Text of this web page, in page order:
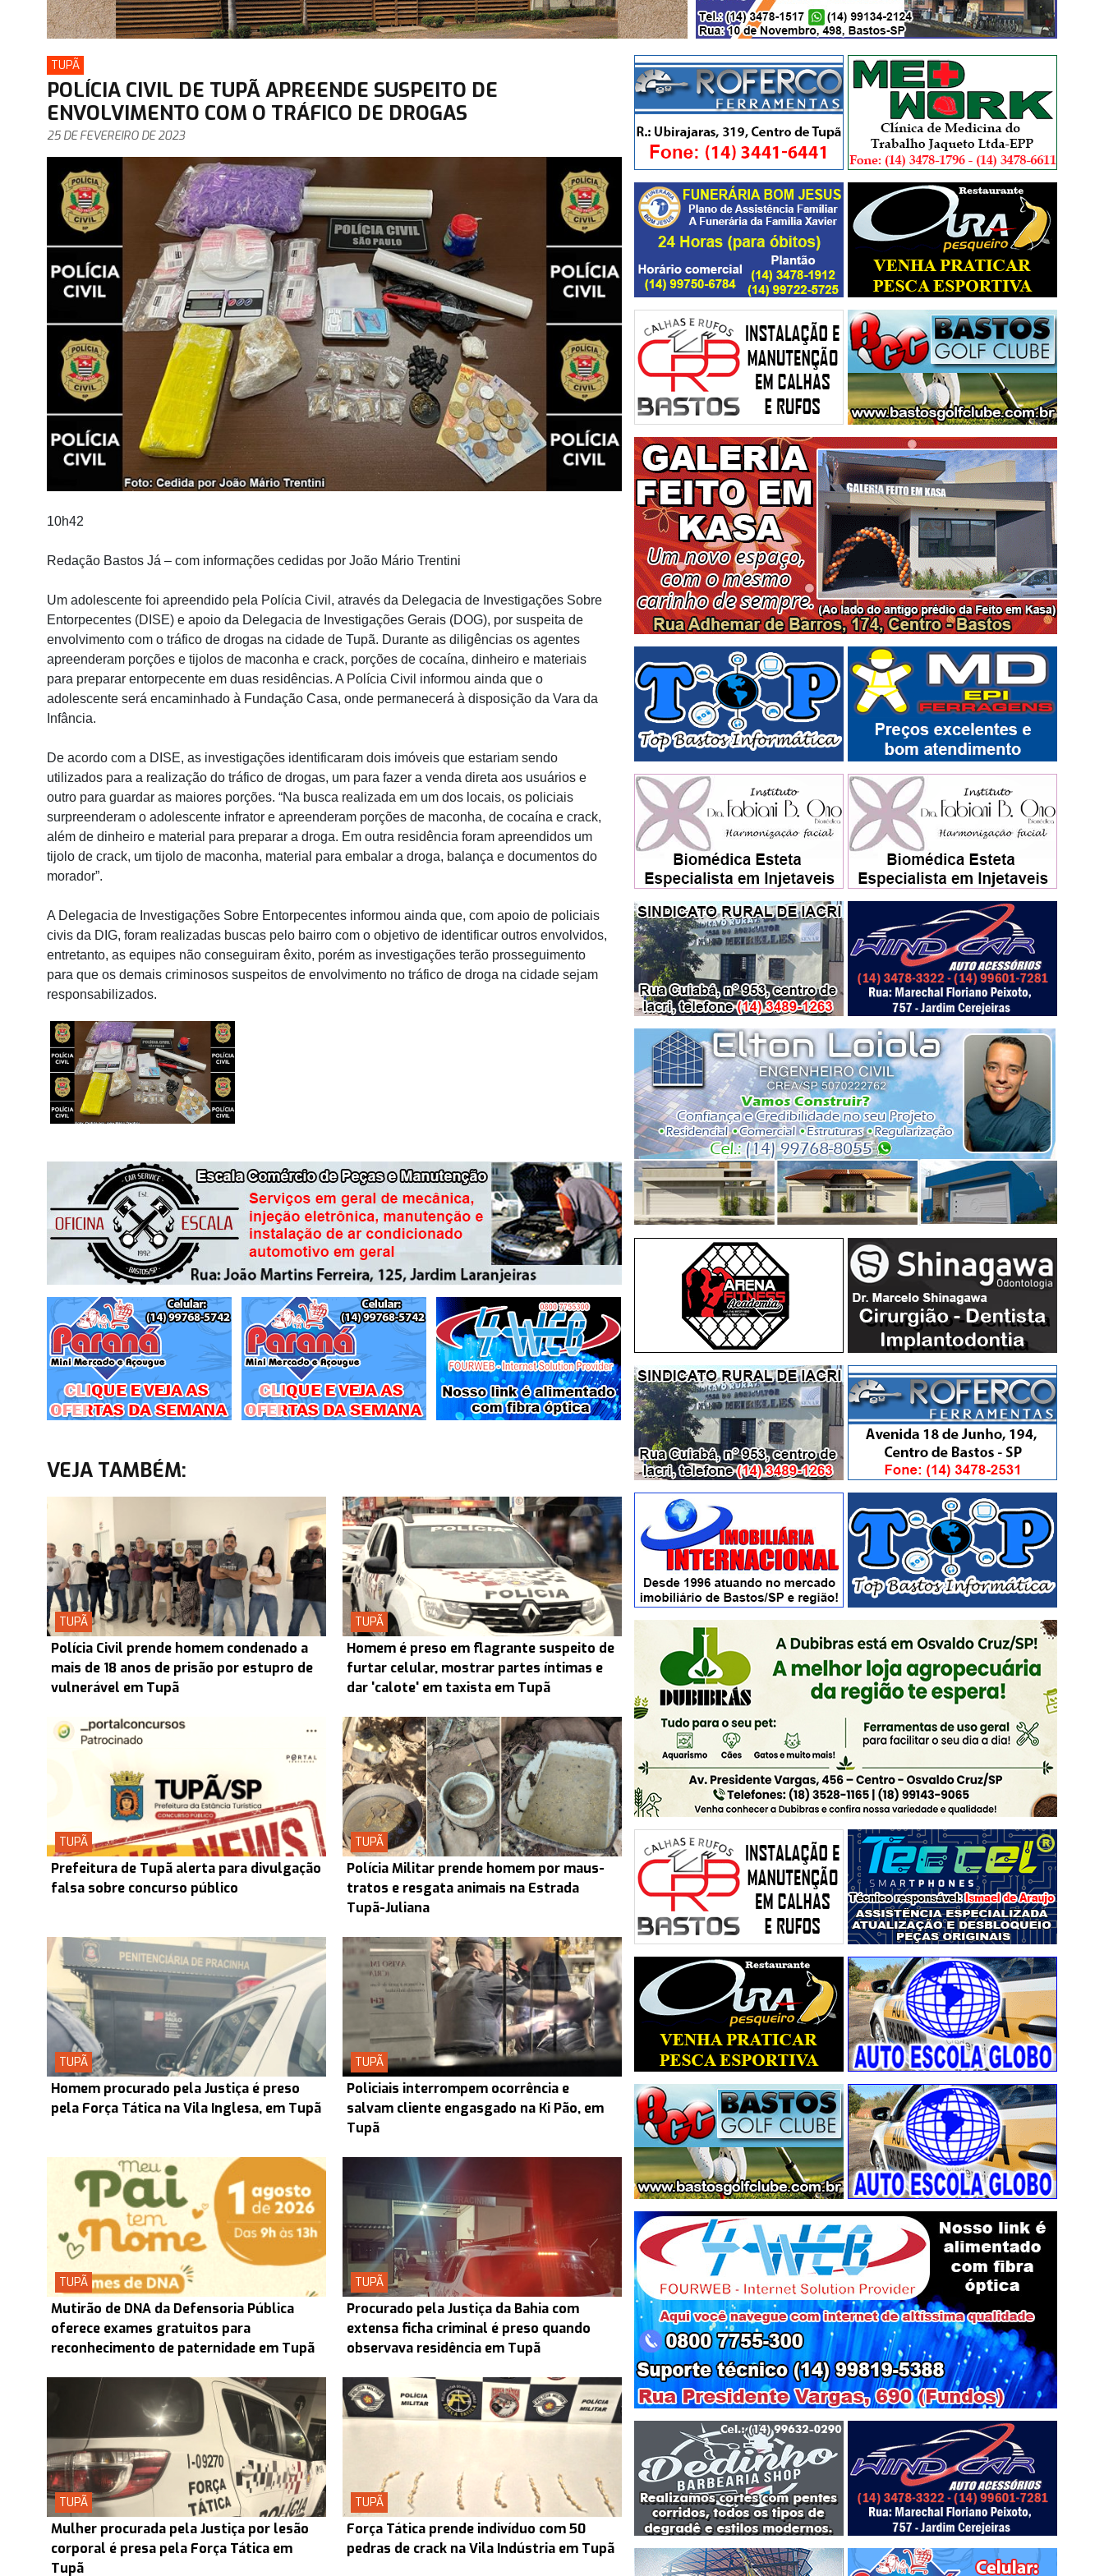
TUPÃ
POLÍCIA CIVIL DE TUPÃ APREENDE SUSPEITO DE
ENVOLVIMENTO COM O TRÁFICO DE DROGAS
25 DE FEVEREIRO DE 2023
10h42
Redação Bastos Já – com informações cedidas por João Mário Trentini
Um adolescente foi apreendido pela Polícia Civil, através da Delegacia de Investigações Sobre
Entorpecentes (DISE) e apoio da Delegacia de Investigações Gerais (DOG), por suspeita de
envolvimento com o tráfico de drogas na cidade de Tupã. Durante as diligências os agentes
apreenderam porções e tijolos de maconha e crack, porções de cocaína, dinheiro e materiais
para preparar entorpecente em duas residências. A Polícia Civil informou ainda que o
adolescente será encaminhado à Fundação Casa, onde permanecerá à disposição da Vara da
Infância.
De acordo com a DISE, as investigações identificaram dois imóveis que estariam sendo
utilizados para a realização do tráfico de drogas, um para fazer a venda direta aos usuários e
outro para guardar as maiores porções. “Na busca realizada em um dos locais, os policiais
surpreenderam o adolescente infrator e apreenderam porções de maconha, de cocaína e crack,
além de dinheiro e material para preparar a droga. Em outra residência foram apreendidos um
tijolo de crack, um tijolo de maconha, material para embalar a droga, balança e documentos do
morador”.
A Delegacia de Investigações Sobre Entorpecentes informou ainda que, com apoio de policiais
civis da DIG, foram realizadas buscas pelo bairro com o objetivo de identificar outros envolvidos,
entretanto, as equipes não conseguiram êxito, porém as investigações terão prosseguimento
para que os demais criminosos suspeitos de envolvimento no tráfico de droga na cidade sejam
responsabilizados.
VEJA TAMBÉM:
TUPÃ
Polícia Civil prende homem condenado a
mais de 18 anos de prisão por estupro de
vulnerável em Tupã
TUPÃ
Homem é preso em flagrante suspeito de
furtar celular, mostrar partes íntimas e
dar 'calote' em taxista em Tupã
TUPÃ
Prefeitura de Tupã alerta para divulgação
falsa sobre concurso público
TUPÃ
Polícia Militar prende homem por maus-
tratos e resgata animais na Estrada
Tupã-Juliana
TUPÃ
Homem procurado pela Justiça é preso
pela Força Tática na Vila Inglesa, em Tupã
TUPÃ
Policiais interrompem ocorrência e
salvam cliente engasgado na Ki Pão, em
Tupã
TUPÃ
Mutirão de DNA da Defensoria Pública
oferece exames gratuitos para
reconhecimento de paternidade em Tupã
TUPÃ
Procurado pela Justiça da Bahia com
extensa ficha criminal é preso quando
observava residência em Tupã
TUPÃ
Mulher procurada pela Justiça por lesão
corporal é presa pela Força Tática em
Tupã
TUPÃ
Força Tática prende indivíduo com 50
pedras de crack na Vila Indústria em Tupã